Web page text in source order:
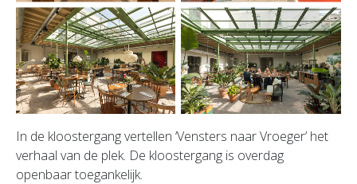
In de kloostergang vertellen ‘Vensters naar Vroeger’ het
verhaal van de plek. De kloostergang is overdag
openbaar toegankelijk.